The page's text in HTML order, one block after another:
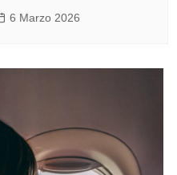
6 Marzo 2026